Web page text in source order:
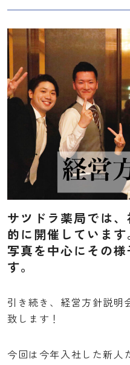
スタッフ紹介
先輩インタビ
薬局紹介
仕事を知る
管理栄養士
調剤事務
求める人物像
募集要項
サツドラ薬局では
的に開催しています
写真を中心にその
す。
引き続き、経営方針説明
致します！
今回は今年入社した新人